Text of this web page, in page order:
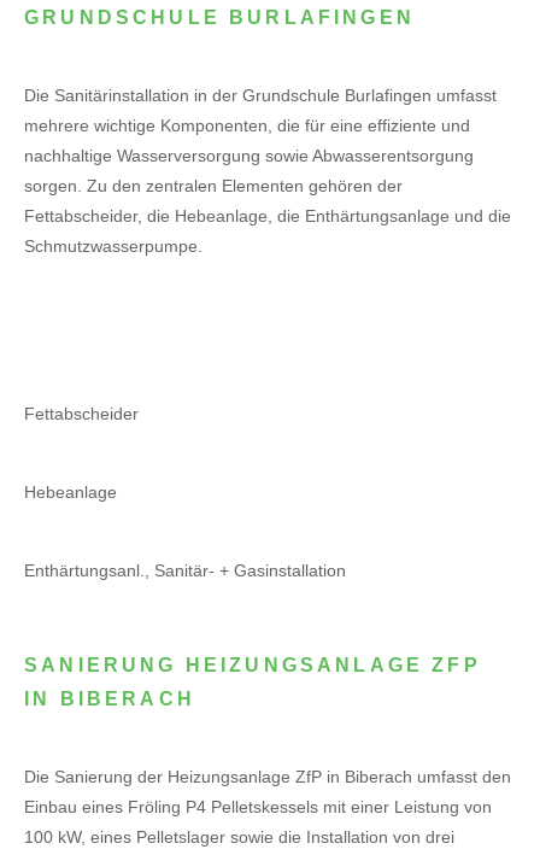
GRUNDSCHULE BURLAFINGEN
Die Sanitärinstallation in der Grundschule Burlafingen umfasst
mehrere wichtige Komponenten, die für eine effiziente und
nachhaltige Wasserversorgung sowie Abwasserentsorgung
sorgen. Zu den zentralen Elementen gehören der
Fettabscheider, die Hebeanlage, die Enthärtungsanlage und die
Schmutzwasserpumpe.
Fettabscheider
Hebeanlage
Enthärtungsanl., Sanitär- + Gasinstallation
SANIERUNG HEIZUNGSANLAGE ZFP
IN BIBERACH
Die Sanierung der Heizungsanlage ZfP in Biberach umfasst den
Einbau eines Fröling P4 Pelletskessels mit einer Leistung von
100 kW, eines Pelletslager sowie die Installation von drei